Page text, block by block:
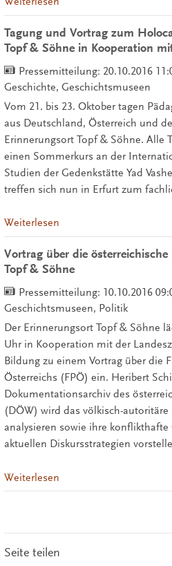
Tagung und Vortrag zum
Topf & Söhne in Kooperation
Pressemitteilung: 20.10.2016
Geschichte, Geschichtsmuseen
Vom 21. bis 23. Oktober tagen
aus Deutschland, Österreich und
Erinnerungsort Topf & Söhne. Alle
einen Sommerkurs an der
Studien der Gedenkstätte Yad
treffen sich nun in Erfurt zum
Weiterlesen
Vortrag über die
Topf & Söhne
Pressemitteilung: 10.10.2016
Geschichtsmuseen, Politik
Der Erinnerungsort Topf & Söhne
Uhr in Kooperation mit der
Bildung zu einem Vortrag über die
Österreichs (FPÖ) ein. Heribert
Dokumentationsarchiv des
(DÖW) wird das völkisch-
analysieren sowie ihre
aktuellen Diskursstrategien
Weiterlesen
Seite teilen